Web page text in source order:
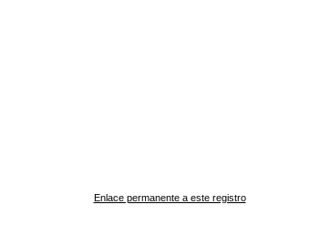
Enlace permanente a este registro